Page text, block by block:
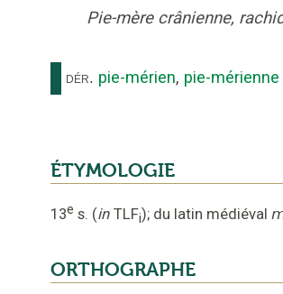
Pie-mère crânienne,
dér. pie-mérien, pie-mérienne
ÉTYMOLOGIE
13e s. (in TLFi); du latin médiéval
ORTHOGRAPHE